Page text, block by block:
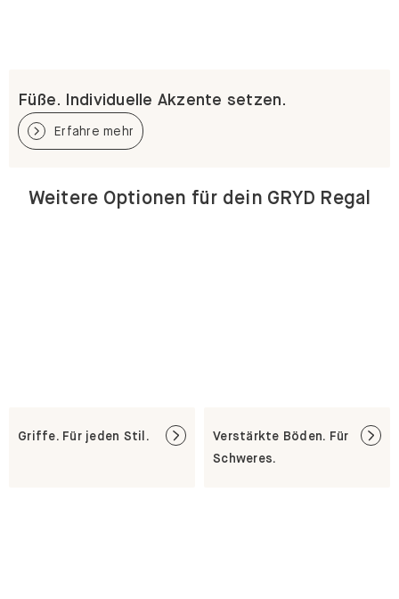
Füße. Individuelle Akzente setzen.
Erfahre mehr
Weitere Optionen für dein GRYD Regal
Griffe. Für jeden Stil.
Verstärkte Böden. Für
Schweres.